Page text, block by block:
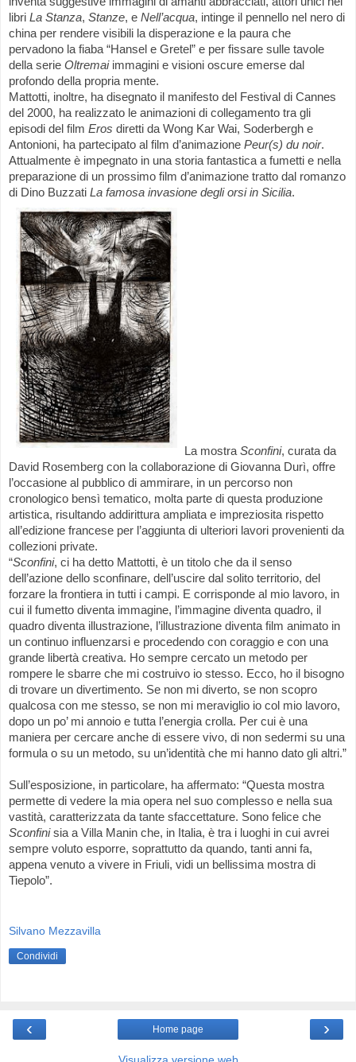
libri La Stanza, Stanze, e Nell’acqua, intinge il pennello nel nero di
china per rendere visibili la disperazione e la paura che
pervadono la fiaba “Hansel e Gretel” e per fissare sulle tavole
della serie Oltremaiimmagini e visioni oscure emerse dal
profondo della propria mente.
Mattotti, inoltre, ha disegnato il manifesto del Festival di Cannes
del 2000, harealizzato le animazioni di collegamento tra gli
episodi del film Eros diretti da Wong Kar Wai, Soderbergh e
Antonioni, ha partecipato al film d’animazione Peur(s) du noir.
Attualmente è impegnato in una storia fantastica a fumetti e nella
preparazione di un prossimo film d’animazione tratto dal romanzo
di Dino Buzzati La famosa invasione degli orsi in Sicilia.
La mostraSconfini, curata da
David Rosemberg con la collaborazione di Giovanna Durì, offre
l’occasione al pubblico di ammirare, in un percorso non
cronologico bensì tematico, molta parte di questa produzione
artistica, risultando addirittura ampliata e impreziosita rispetto
all’edizione francese per l’aggiunta di ulteriori lavori provenienti da
collezioni private.
“Sconfini, ci ha detto Mattotti, è un titolo che da il senso
dell’azione dello sconfinare, dell’uscire dal solito territorio, del
forzare la frontiera in tutti i campi. E corrisponde al mio lavoro, in
cui il fumetto diventa immagine, l’immagine diventa quadro, il
quadro diventa illustrazione, l’illustrazione diventa film animato in
un continuo influenzarsi e procedendo con coraggio e con una
grande libertà creativa. Ho sempre cercato un metodo per
rompere le sbarre che mi costruivo io stesso. Ecco, ho il bisogno
di trovare un divertimento. Se non mi diverto, se non scopro
qualcosa con me stesso, se non mi meraviglio io col mio lavoro,
dopo un po’ mi annoio e tutta l’energia crolla. Per cui è una
maniera per cercare anche di essere vivo, di non sedermi su una
formula o su un metodo, su un’identità che mi hanno dato gli altri.”
Sull’esposizione, in particolare, ha affermato: “Questa mostra
permette di vedere la mia opera nel suo complesso e nella sua
vastità, caratterizzata da tante sfaccettature. Sono felice che
Sconfinisia a Villa Manin che, in Italia, è tra i luoghi in cui avrei
sempre voluto esporre, soprattutto da quando, tanti anni fa,
appena venuto a vivere in Friuli, vidi un bellissima mostra di
Tiepolo”.
Silvano Mezzavilla
Condividi
‹ ›
Home page
Visualizza versione web